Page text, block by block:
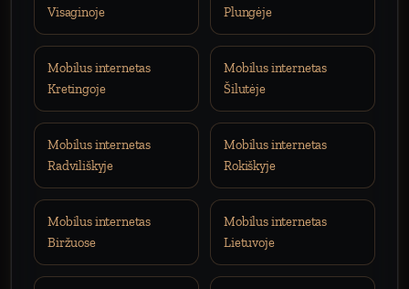
Visaginoje
Plungėje
Mobilus internetas
Kretingoje
Mobilus internetas
Šilutėje
Mobilus internetas
Radviliškyje
Mobilus internetas
Rokiškyje
Mobilus internetas
Biržuose
Mobilus internetas
Lietuvoje